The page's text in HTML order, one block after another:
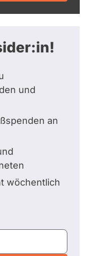
und
an
wöchentlich